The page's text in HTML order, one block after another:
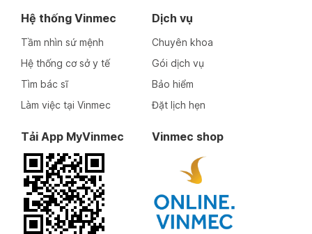
Hệ thống Vinmec
Tầm nhìn sứ mệnh
Hệ thống cơ sở y tế
Tìm bác sĩ
Làm việc tại Vinmec
Dịch vụ
Chuyên khoa
Gói dịch vụ
Bảo hiểm
Đặt lịch hẹn
Tải App MyVinmec Vinmec shop